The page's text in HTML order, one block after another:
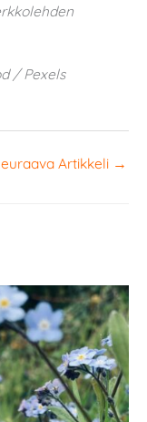
/ Pexels
Artikkeli →